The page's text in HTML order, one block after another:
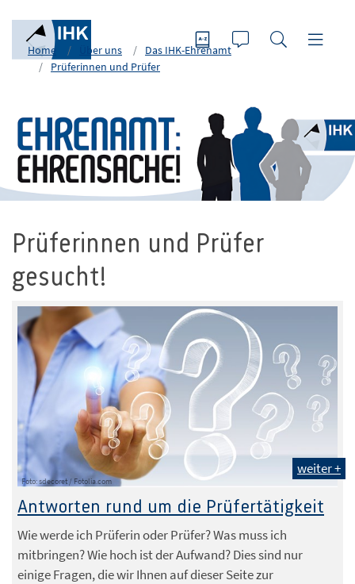
Home Über uns
Das IHK-Ehrenamt
Prüferinnen und Prüfer
Prüferinnen und Prüfer
gesucht!
Foto: sdecoret / Fotolia.com
weiter +
Antworten rund um die Prüfertätigkeit
Wie werde ich Prüferin oder Prüfer? Was muss ich
mitbringen? Wie hoch ist der Aufwand? Dies sind nur
einige Fragen, die wir Ihnen auf dieser Seite zur